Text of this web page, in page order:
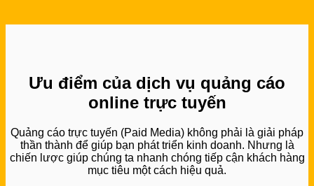
Ưu điểm của dịch vụ quảng cáo
online trực tuyến
Quảng cáo trực tuyến (Paid Media) không phải là giải pháp
thần thành để giúp bạn phát triển kinh doanh. Nhưng là
chiến lược giúp chúng ta nhanh chóng tiếp cận khách hàng
mục tiêu một cách hiệu quả.